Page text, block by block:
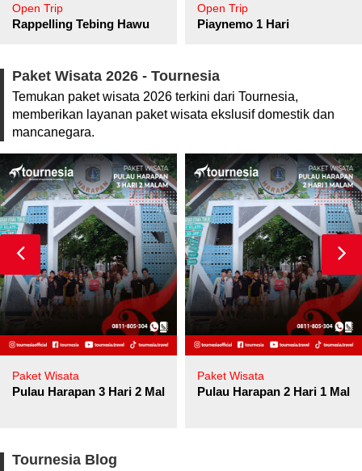
Open Trip
Rappelling Tebing Hawu
Open Trip
Piaynemo 1 Hari
Paket Wisata 2026 - Tournesia
Temukan paket wisata 2026 terkini dari Tournesia,
memberikan layanan paket wisata ekslusif domestik dan
mancanegara.
Paket Wisata
Pulau Harapan 3 Hari 2 Malam
Paket Wisata
Pulau Harapan 2 Hari 1
Tournesia Blog